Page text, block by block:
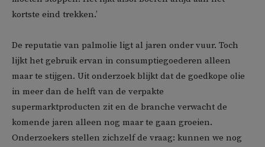
kortste eind trekken.’
De reputatie van palmolie ligt al jaren onder vuur. Toch
lijkt het gebruik ervan in consumptiegoederen alleen
maar te stijgen. Uit onderzoek blijkt dat de goedkope olie
in meer dan de helft van de verpakte
supermarktproducten zit en de branche verwacht de
komende jaren alleen nog maar te gaan groeien.
Onderzoekers stellen zichzelf de vraag: kunnen we nog